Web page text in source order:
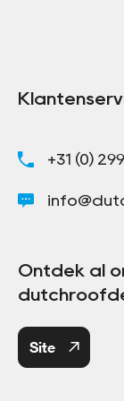
+31 (0)
Ontdek al
Site